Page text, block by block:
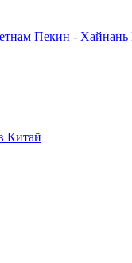
Пекин - Хайнань
Китай